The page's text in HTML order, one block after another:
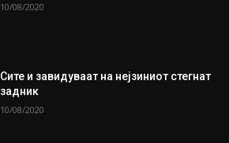
10/08/2020
Сите и завидуваат на нејзиниот стегнат
задник
10/08/2020